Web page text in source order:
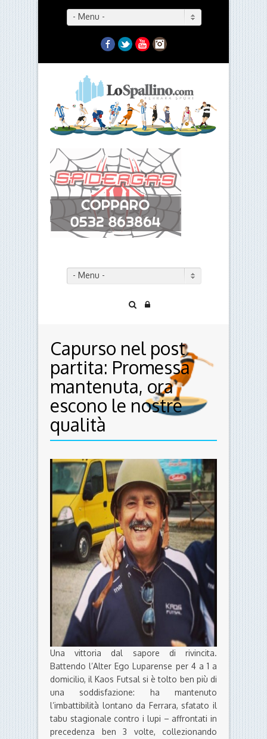
- Menu -
Facebook
TwitterYouTubeInstagram
- Menu -
Capurso nel post
partita: Promessa
mantenuta, ora
escono le nostre
qualità
Una vittoria dal sapore di rivincita.
Battendo l’Alter Ego Luparense per 4 a 1 a
domicilio, il Kaos Futsal si è tolto ben più di
una soddisfazione: ha mantenuto
l’imbattibilità lontano da Ferrara, sfatato il
tabu stagionale contro i lupi – affrontati in
precedenza ben 3 volte, collezionando